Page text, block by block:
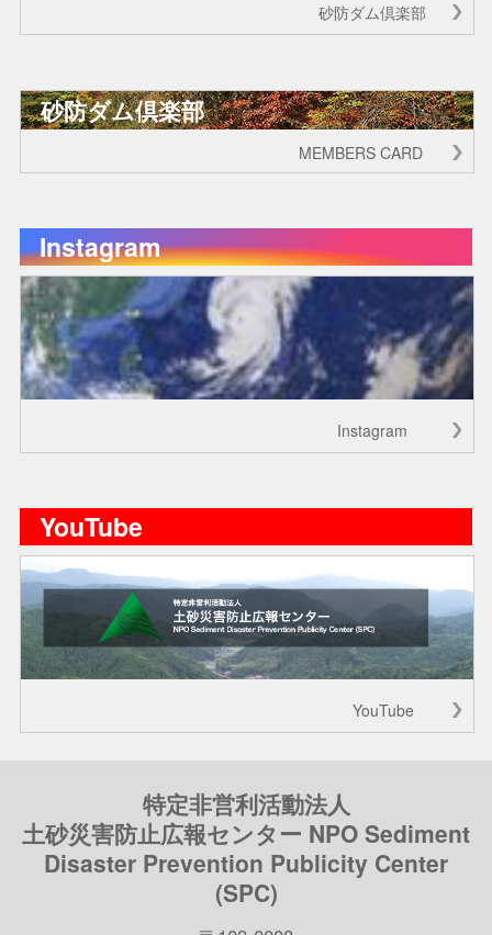
砂防ダム倶楽部
砂防ダム倶楽部
MEMBERS CARD
Instagram
Instagram
YouTube
YouTube
特定非営利活動法人
土砂災害防止広報センター NPO Sediment
Disaster Prevention Publicity Center
(SPC)